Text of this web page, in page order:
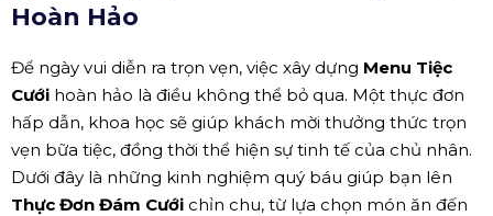
Hoàn Hảo
Để ngày vui diễn ra trọn vẹn, việc xây dựng Menu Tiệc
Cưới hoàn hảo là điều không thể bỏ qua. Một thực đơn
hấp dẫn, khoa học sẽ giúp khách mời thưởng thức trọn
vẹn bữa tiệc, đồng thời thể hiện sự tinh tế của chủ nhân.
Dưới đây là những kinh nghiệm quý báu giúp bạn lên
Thực Đơn Đám Cưới chỉn chu, từ lựa chọn món ăn đến